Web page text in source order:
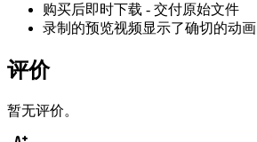
购买后即时下载 - 交付原始文件
录制的预览视频显示了确切的动画
评价
暂无评价。